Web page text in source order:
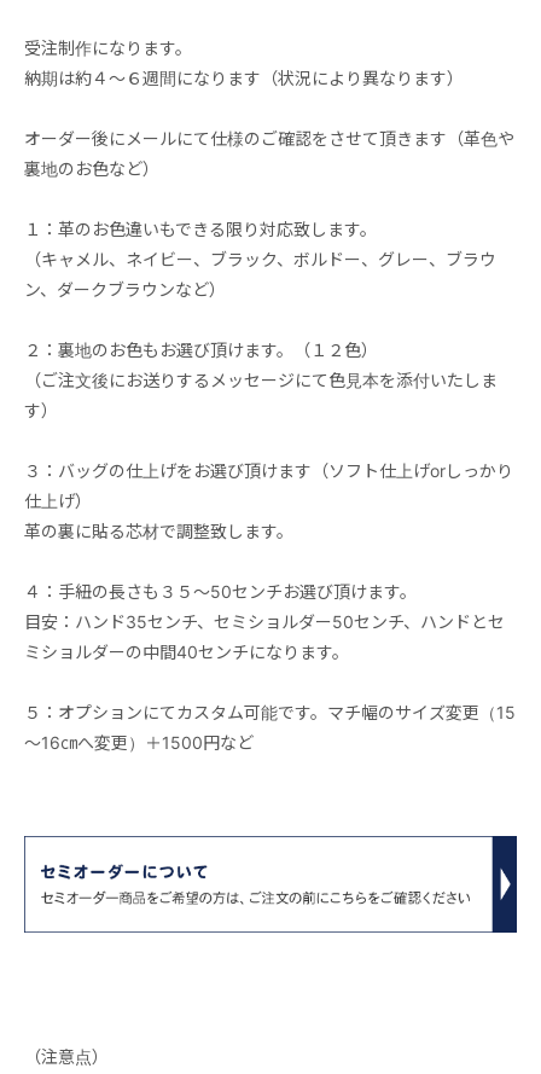
受注制作になります。
納期は約４～６週間になります（状況により異なります）
オーダー後にメールにて仕様のご確認をさせて頂きます（革色や
裏地のお色など）
１：革のお色違いもできる限り対応致します。
（キャメル、ネイビー、ブラック、ボルドー、グレー、ブラウ
ン、ダークブラウンなど）
２：裏地のお色もお選び頂けます。（１２色）
（ご注文後にお送りするメッセージにて色見本を添付いたしま
す）
３：バッグの仕上げをお選び頂けます（ソフト仕上げorしっかり
仕上げ）
革の裏に貼る芯材で調整致します。
４：手紐の長さも３５～50センチお選び頂けます。
目安：ハンド35センチ、セミショルダー50センチ、ハンドとセ
ミショルダーの中間40センチになります。
５：オプションにてカスタム可能です。マチ幅のサイズ変更（15
～16㎝へ変更）＋1500円など
（注意点）